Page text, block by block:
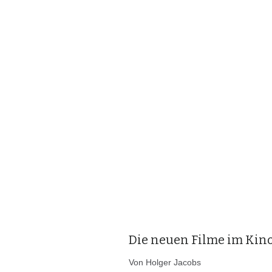
Die neuen Filme im
Von Holger Jacobs